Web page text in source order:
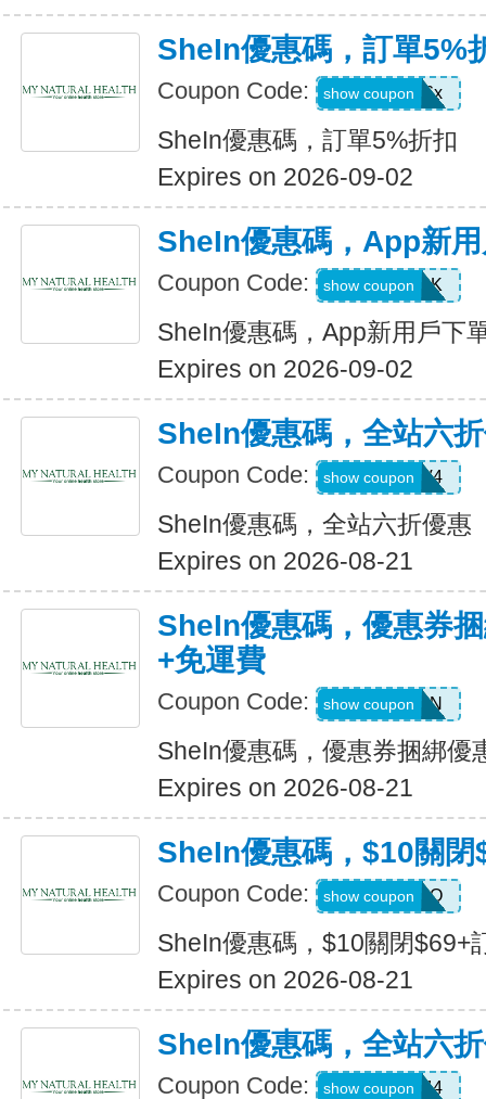
SheIn優惠碼，訂單5%
Coupon Code: stb4t5u06x
show coupon
SheIn優惠碼，訂單5%折扣
Expires on 2026-09-02
SheIn優惠碼，App新
Coupon Code: 4WM786K
show coupon
SheIn優惠碼，App新用戶下
Expires on 2026-09-02
SheIn優惠碼，全站六
Coupon Code: LS8V4
show coupon
SheIn優惠碼，全站六折優惠
Expires on 2026-08-21
SheIn優惠碼，優惠券
+免運費
Coupon Code: Q82333N
show coupon
SheIn優惠碼，優惠券捆綁優
Expires on 2026-08-21
SheIn優惠碼，$10關閉
Coupon Code: HELLO
show coupon
SheIn優惠碼，$10關閉$69+
Expires on 2026-08-21
SheIn優惠碼，全站六
Coupon Code: V3A44
show coupon